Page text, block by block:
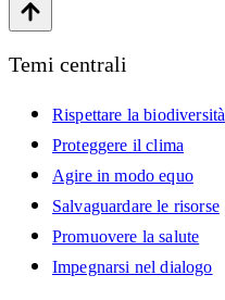
Temi centrali
Rispettare la biodiversità
Proteggere il clima
Agire in modo equo
Salvaguardare le risorse
Promuovere la salute
Impegnarsi nel dialogo